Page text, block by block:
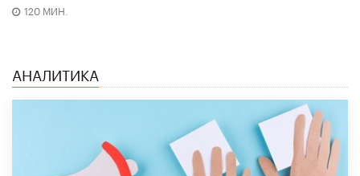
120 МИН.
АНАЛИТИКА